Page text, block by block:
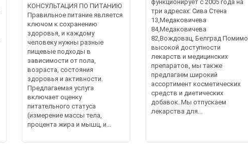
КОНСУЛЬТАЦИЯ ПО ПИТАНИЮ
Правильное питание является
ключом к сохранению
здоровья, и каждому
человеку нужны разные
пищевые подходы в
зависимости от пола,
возраста, состояния
здоровья и активности.
Предлагаемая услуга
включает оценку
питательного статуса
(измерение массы тела,
процента жира и мышц, и...
функционирует с 2005 года на
три адресах: Сива Стена
13,Медаковичева
84,Медаковичева
82,Вождовац, Белград Помимо
высокой доступности
лекарств и медицинских
препаратов, мы также
предлагаем широкий
ассортимент косметических
средств и диетических
добавок. Мы отпускаем
лекарства для...